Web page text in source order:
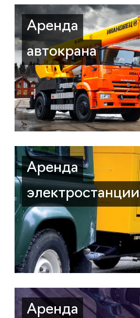
Аренда
автокрана
Аренда
электростанции
Аренда